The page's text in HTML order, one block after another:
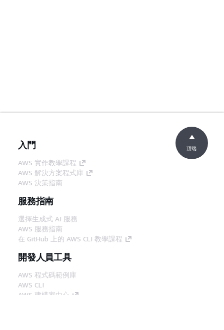
入門
AWS 實作教學課程
AWS 解決方案程式庫
AWS 決策指南
服務指南
選擇生成式 AI 服務
AWS 服務指南
在 GitHub 上的 AWS CLI 教學課程
開發人員工具
AWS 程式碼範例庫
AWS CLI
AWS 建構家中心
頂端